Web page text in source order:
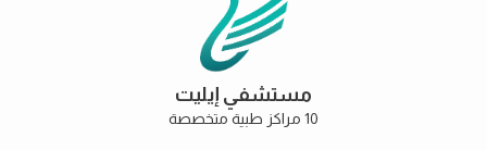
مستشفي إيليت
10 مراكز طبية متخصصة